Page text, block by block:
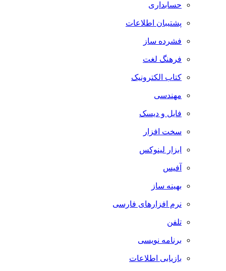
حسابداری
پشتیبان اطلاعات
فشرده ساز
فرهنگ لغت
کتاب الکترونیک
مهندسی
فایل و دیسک
سخت افزار
ابزار لینوکس
آفیس
بهینه ساز
نرم افزارهای فارسی
تلفن
برنامه نویسی
بازیابی اطلاعات